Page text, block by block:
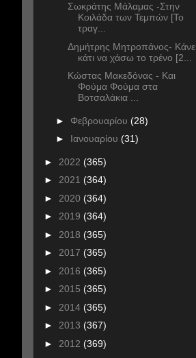
Σωκράτης Μάλαμας -Στην
Κοιλάδα των Τεμπών [Το
τραγ...
Δημήτρης Μητροπάνος- Κάνε
κάτι να χάσω το τρένο [2...
Κώστας Μακεδόνας - Και
Φούμα Φούμα στα
Βοτσαλάκια ...
► Φεβρουαρίου (28)
► Ιανουαρίου (31)
► 2022 (365)
► 2021 (364)
► 2020 (364)
► 2019 (364)
► 2018 (365)
► 2017 (365)
► 2016 (365)
► 2015 (365)
► 2014 (365)
► 2013 (367)
► 2012 (369)